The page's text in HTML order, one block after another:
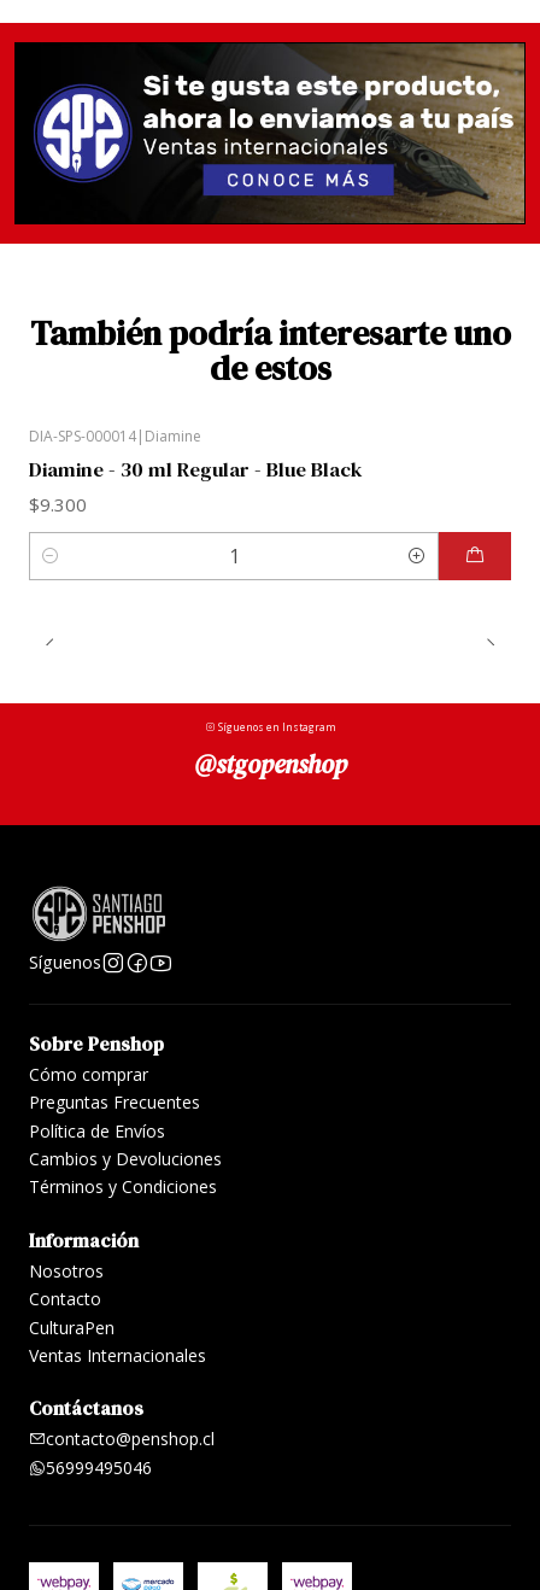
También podría interesarte uno
de estos
DIA-SPS-000014| Diamine
Diamine - 30 ml Regular - Blue Black
$9.300
Cantidad
Síguenos en Instagram
@stgopenshop
Síguenos
Sobre Penshop
Cómo comprar
Preguntas Frecuentes
Política de Envíos
Cambios y Devoluciones
Términos y Condiciones
Información
Nosotros
Contacto
CulturaPen
Ventas Internacionales
Contáctanos
contacto@penshop.cl
56999495046